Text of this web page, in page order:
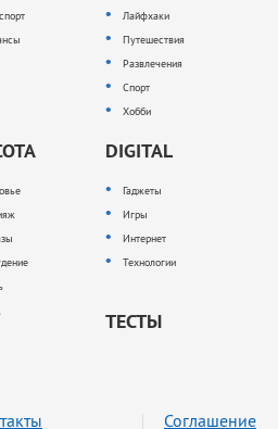
Лайфхаки
Путешествия
Развлечения
Спорт
Хобби
DIGITAL
Гаджеты
Игры
Интернет
Технологии
ТЕСТЫ
Соглашение